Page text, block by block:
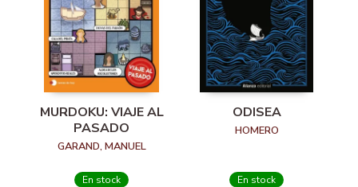
MURDOKU: VIAJE AL
PASADO
GARAND, MANUEL
En stock
ODISEA
HOMERO
En stock